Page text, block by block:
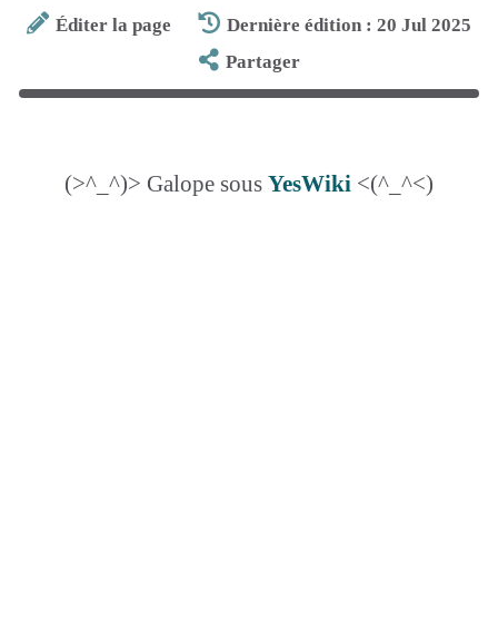
Éditer la page
Dernière édition : 20 Jul 2025
Partager
(>^_^)> Galope sous YesWiki <(^_^<)